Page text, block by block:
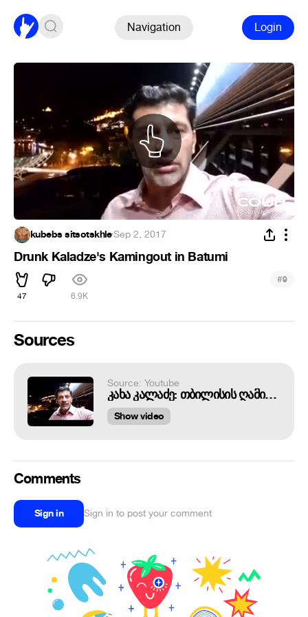
Navigation Login
kubebs sitsotskhle·Sep 2, 2017
Drunk Kaladze's Kamingout in Batumi
47 6.9K
#9
Sources
Source: Youtube
კახა კალაძე: თბილისის ღამის ცხოვრება უნდა განვითარდეს!
Show video
Comments
Sign in Sign in to post your comment